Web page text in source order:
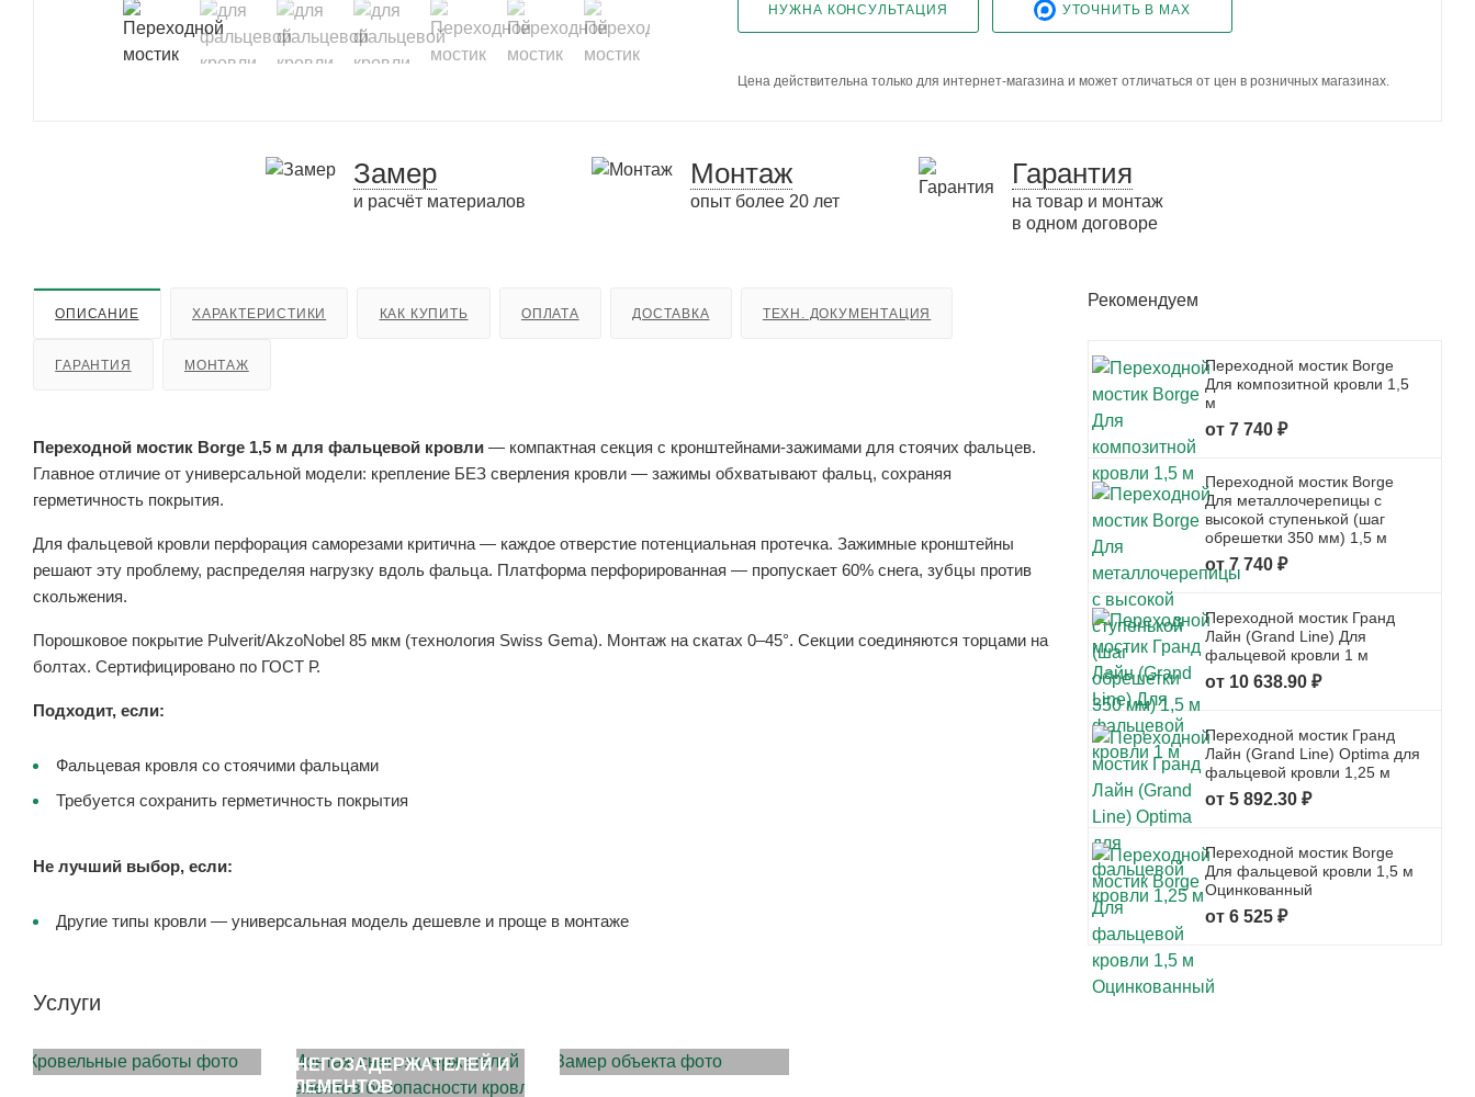
НУЖНА КОНСУЛЬТАЦИЯ УТОЧНИТЬ В MAX
Цена действительна только для интернет-магазина и может отличаться от цен в розничных магазинах.
Замер
и расчёт материалов
Монтаж
опыт более 20 лет
Гарантия
на товар и монтаж
в одном договоре
ОПИСАНИЕ ХАРАКТЕРИСТИКИ КАК КУПИТЬ ОПЛАТА ДОСТАВКА ТЕХН. ДОКУМЕНТАЦИЯ
ГАРАНТИЯ МОНТАЖ
Переходной мостик Borge 1,5 м для фальцевой кровли — компактная секция с кронштейнами-зажимами для стоячих фальцев.
Главное отличие от универсальной модели: крепление БЕЗ сверления кровли — зажимы обхватывают фальц, сохраняя
герметичность покрытия.
Для фальцевой кровли перфорация саморезами критична — каждое отверстие потенциальная протечка. Зажимные кронштейны
решают эту проблему, распределяя нагрузку вдоль фальца. Платформа перфорированная — пропускает 60% снега, зубцы против
скольжения.
Порошковое покрытие Pulverit/AkzoNobel 85 мкм (технология Swiss Gema). Монтаж на скатах 0–45°. Секции соединяются торцами на
болтах. Сертифицировано по ГОСТ Р.
Подходит, если:
Фальцевая кровля со стоячими фальцами
Требуется сохранить герметичность покрытия
Не лучший выбор, если:
Другие типы кровли — универсальная модель дешевле и проще в монтаже
Услуги
МОНТАЖ КРОВЛИ
СНЕГОЗАДЕРЖАТЕЛЕЙ И
ЭЛЕМЕНТОВ
Рекомендуем
Переходной мостик Borge
Для композитной кровли 1,5
м
от 7 740 ₽
Переходной мостик Borge
Для металлочерепицы с
высокой ступенькой (шаг
обрешетки 350 мм) 1,5 м
от 7 740 ₽
Переходной мостик Гранд
Лайн (Grand Line) Для
фальцевой кровли 1 м
от 10 638.90 ₽
Переходной мостик Гранд
Лайн (Grand Line) Optima для
фальцевой кровли 1,25 м
от 5 892.30 ₽
Переходной мостик Borge
Для фальцевой кровли 1,5 м
Оцинкованный
от 6 525 ₽